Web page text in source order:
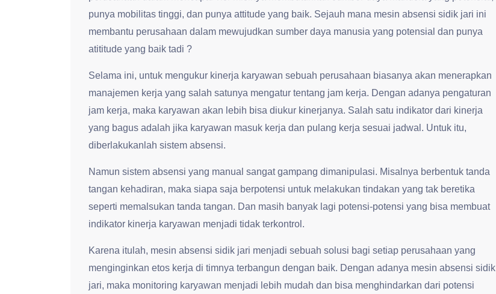
punya mobilitas tinggi, dan punya attitude yang baik. Sejauh mana mesin absensi sidik jari ini
membantu perusahaan dalam mewujudkan sumber daya manusia yang potensial dan punya
atititude yang baik tadi ?
Selama ini, untuk mengukur kinerja karyawan sebuah perusahaan biasanya akan menerapkan
manajemen kerja yang salah satunya mengatur tentang jam kerja. Dengan adanya pengaturan
jam kerja, maka karyawan akan lebih bisa diukur kinerjanya. Salah satu indikator dari kinerja
yang bagus adalah jika karyawan masuk kerja dan pulang kerja sesuai jadwal. Untuk itu,
diberlakukanlah sistem absensi.
Namun sistem absensi yang manual sangat gampang dimanipulasi. Misalnya berbentuk tanda
tangan kehadiran, maka siapa saja berpotensi untuk melakukan tindakan yang tak beretika
seperti memalsukan tanda tangan. Dan masih banyak lagi potensi-potensi yang bisa membuat
indikator kinerja karyawan menjadi tidak terkontrol.
Karena itulah, mesin absensi sidik jari menjadi sebuah solusi bagi setiap perusahaan yang
menginginkan etos kerja di timnya terbangun dengan baik. Dengan adanya mesin absensi sidik
jari, maka monitoring karyawan menjadi lebih mudah dan bisa menghindarkan dari potensi